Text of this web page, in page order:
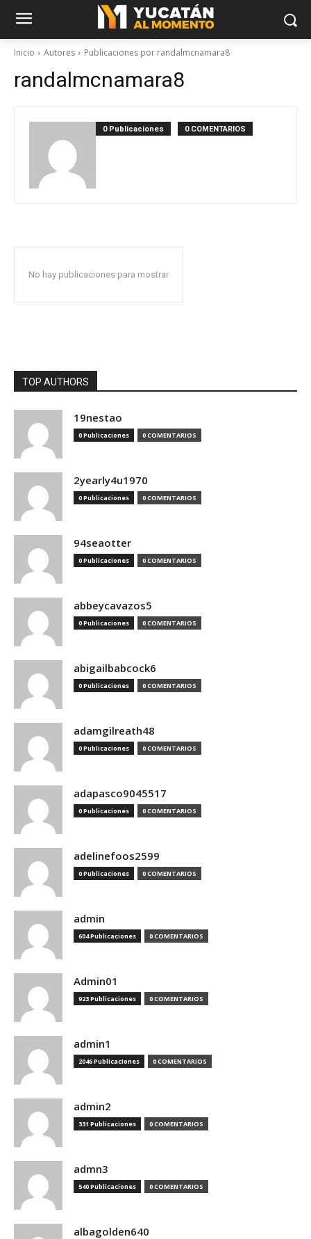
Inicio Autores Publicaciones por randalmcnamara8
randalmcnamara8
0 Publicaciones 0 COMENTARIOS
No hay publicaciones para mostrar
TOP AUTHORS
19nestao
0 Publicaciones 0 COMENTARIOS
2yearly4u1970
0 Publicaciones 0 COMENTARIOS
94seaotter
0 Publicaciones 0 COMENTARIOS
abbeycavazos5
0 Publicaciones 0 COMENTARIOS
abigailbabcock6
0 Publicaciones 0 COMENTARIOS
adamgilreath48
0 Publicaciones 0 COMENTARIOS
adapasco9045517
0 Publicaciones 0 COMENTARIOS
adelinefoos2599
0 Publicaciones 0 COMENTARIOS
admin
604 Publicaciones 0 COMENTARIOS
Admin01
923 Publicaciones 0 COMENTARIOS
admin1
2046 Publicaciones 0 COMENTARIOS
admin2
331 Publicaciones 0 COMENTARIOS
admn3
540 Publicaciones 0 COMENTARIOS
albagolden640